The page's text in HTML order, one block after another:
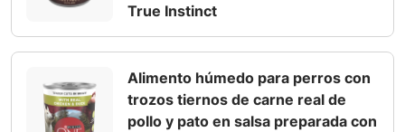
True Instinct
Alimento húmedo para perros con
trozos tiernos de carne real de
pollo y pato en salsa preparada con